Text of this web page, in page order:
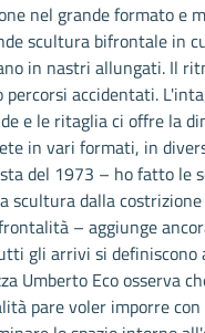
nel grande formato e
scultura bifrontale in
in nastri allungati. Il
percorsi accidentati.
e le ritaglia ci offre la
in vari formati, in
del 1973 – ho fatto le
scultura dalla
– aggiunge
gli arrivi si definiscono
Umberto Eco osserva
pare voler imporre